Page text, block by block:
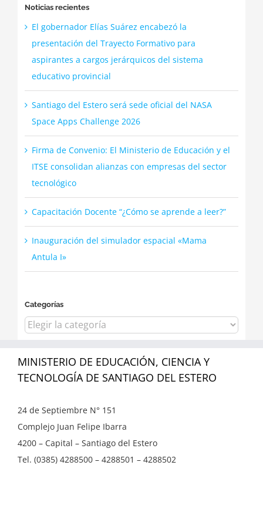
Noticias recientes
El gobernador Elías Suárez encabezó la
presentación del Trayecto Formativo para
aspirantes a cargos jerárquicos del sistema
educativo provincial
Santiago del Estero será sede oficial del NASA
Space Apps Challenge 2026
Firma de Convenio: El Ministerio de Educación y el
ITSE consolidan alianzas con empresas del sector
tecnológico
Capacitación Docente “¿Cómo se aprende a leer?”
Inauguración del simulador espacial «Mama
Antula I»
Categorías
Categorías
MINISTERIO DE EDUCACIÓN, CIENCIA Y
TECNOLOGÍA DE SANTIAGO DEL ESTERO
24 de Septiembre N° 151
Complejo Juan Felipe Ibarra
4200 – Capital – Santiago del Estero
Tel. (0385) 4288500 – 4288501 – 4288502